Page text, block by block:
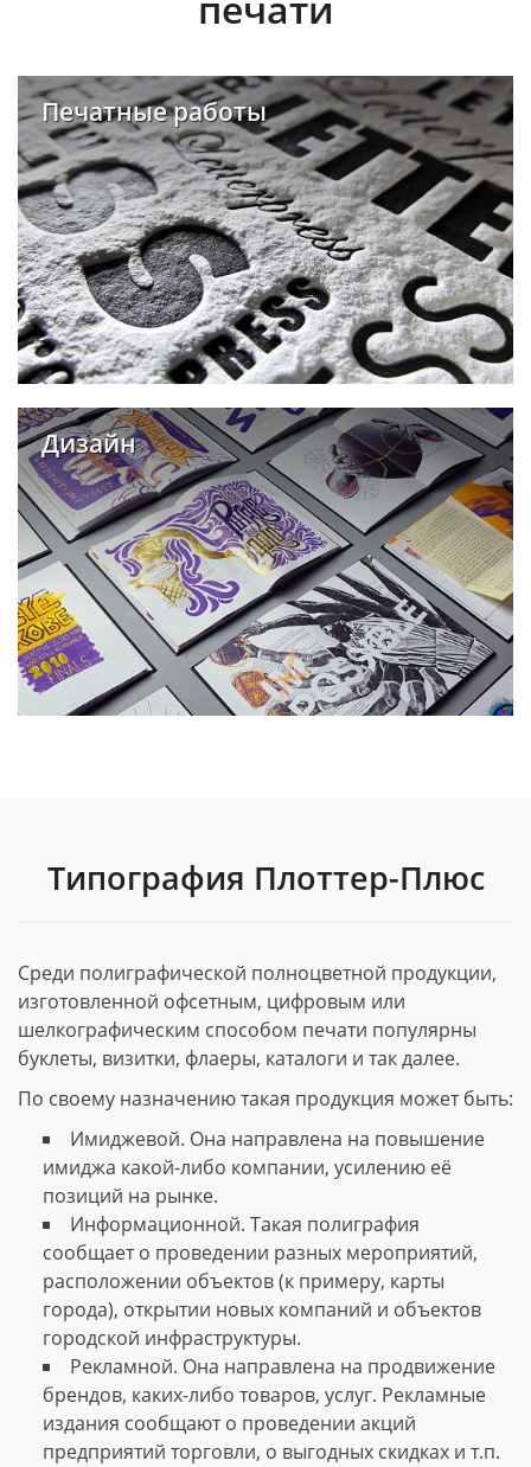
Печатные работы
Дизайн
Типография Плоттер-Плюс
Среди полиграфической полноцветной продукции,
изготовленной офсетным, цифровым или
шелкографическим способом печати популярны
буклеты, визитки, флаеры, каталоги и так далее.
По своему назначению такая продукция может быть:
Имиджевой. Она направлена на повышение
имиджа какой-либо компании, усилению её
позиций на рынке.
Информационной. Такая полиграфия
сообщает о проведении разных мероприятий,
расположении объектов (к примеру, карты
города), открытии новых компаний и объектов
городской инфраструктуры.
Рекламной. Она направлена на продвижение
брендов, каких-либо товаров, услуг. Рекламные
издания сообщают о проведении акций
предприятий торговли, о выгодных скидках и т.п.